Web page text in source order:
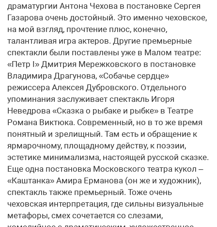
драматургии Антона Чехова в постановке Сергея
Газарова очень достойный. Это именно чеховское,
на мой взгляд, прочтение плюс, конечно,
талантливая игра актеров. Другие премьерные
спектакли были поставлены уже в Малом театре:
«Петр I» Дмитрия Мережковского в постановке
Владимира Драгунова, «Собачье сердце»
режиссера Алексея Дубровского. Отдельного
упоминания заслуживает спектакль Игоря
Неведрова «Сказка о рыбаке и рыбке» в Театре
Романа Виктюка. Современный, но в то же время
понятный и зрелищный. Там есть и обращение к
ярмарочному, площадному действу, к поэзии,
эстетике минимализма, настоящей русской сказке.
Еще одна постановка Московского театра кукол –
«Каштанка» Амира Ерманова (он же и художник),
спектакль также премьерный. Тоже очень
чеховская интерпретация, где сильны визуальные
метафоры, смех сочетается со слезами,